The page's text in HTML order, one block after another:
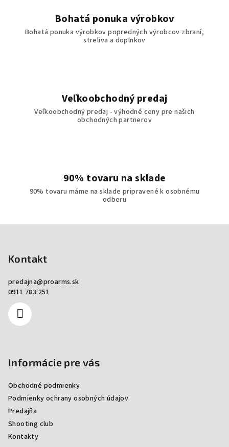
Bohatá ponuka výrobkov
Bohatá ponuka výrobkov popredných výrobcov zbraní,
streliva a doplnkov
Veľkoobchodný predaj
Veľkoobchodný predaj - výhodné ceny pre našich
obchodných partnerov
90% tovaru na sklade
90% tovaru máme na sklade pripravené k osobnému
odberu
Kontakt
predajna@proarms.sk
0911 783 251
Informácie pre vás
Obchodné podmienky
Podmienky ochrany osobných údajov
Predajňa
Shooting club
Kontakty